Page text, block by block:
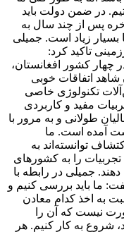
در ضمن دولت باید
پس از چند سال به
بسیار زیاد است. جمیلی
تاکید کرد:
چهار کشور افغانستان،
شاهد اتفاقات خوبی
تکنولوژی خاصی
مفید و کاربردی
طولانی و به مرور با
آمده است. ما
توانسته‌‌‌اند به
را به کشورهای
جمیلی در رابطه با
ما باید بررسی کنیم و
به اخذ کدام معادن
نیست که آن را
شروع به کار کنیم. هر